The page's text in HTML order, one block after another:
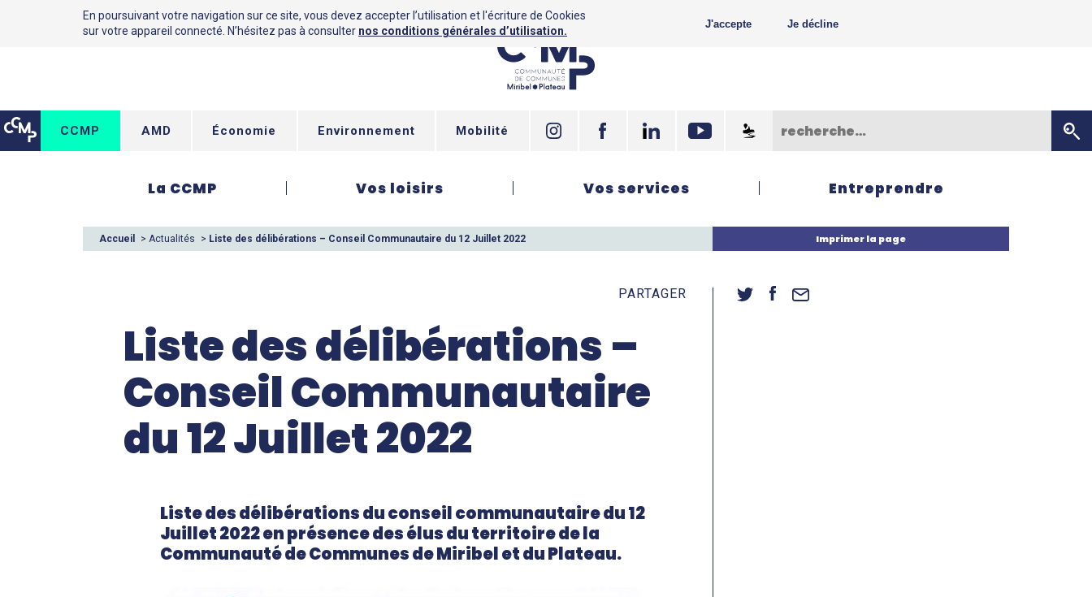
CCMP AMD Économie Environnement Mobilité
La CCMP Vos loisirs Vos services Entreprendre
Accueil > Actualités > Liste des délibérations – Conseil Communautaire du 12 Juillet 2022 Imprimer la page
PARTAGER
Liste des délibérations –
Conseil Communautaire
du 12 Juillet 2022
Liste des délibérations du conseil communautaire du 12
Juillet 2022 en présence des élus du territoire de la
Communauté de Communes de Miribel et du Plateau.
En poursuivant votre navigation sur ce site, vous devez accepter l’utilisation et l'écriture de Cookies
sur votre appareil connecté. N’hésitez pas à consulter nos conditions générales d’utilisation.
J'accepte Je décline